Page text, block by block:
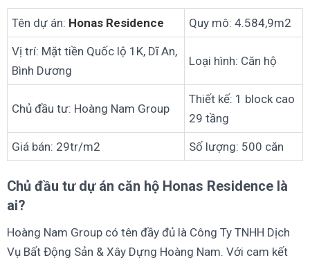
Tên dự án: Honas Residence Quy mô: 4.584,9m2
Vị trí: Mặt tiền Quốc lộ 1K, Dĩ An,
Bình Dương
Loại hình: Căn hộ
Chủ đầu tư: Hoàng Nam Group
Thiết kế: 1 block cao
29 tầng
Giá bán: 29tr/m2 Số lượng: 500 căn
Chủ đầu tư dự án căn hộ Honas Residence là
ai?
Hoàng Nam Group có tên đầy đủ là Công Ty TNHH Dịch
Vụ Bất Động Sản & Xây Dựng Hoàng Nam. Với cam kết